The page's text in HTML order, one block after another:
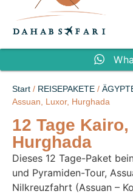
Start / REISEPAKETE /
Assuan, Luxor, Hurghada
12 Tage
Hurghada
Dieses 12 Tage-Paket
und Pyramiden-Tour,
Nilkreuzfahrt (Assuan –